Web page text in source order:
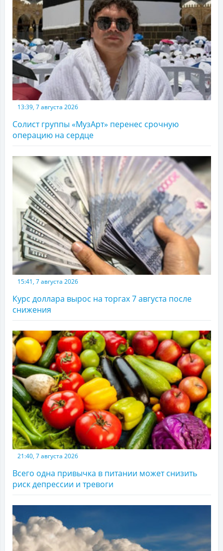
13:39, 7 августа 2026
Солист группы «МузАрт» перенес срочную
операцию на сердце
15:41, 7 августа 2026
Курс доллара вырос на торгах 7 августа после
снижения
21:40, 7 августа 2026
Всего одна привычка в питании может снизить
риск депрессии и тревоги